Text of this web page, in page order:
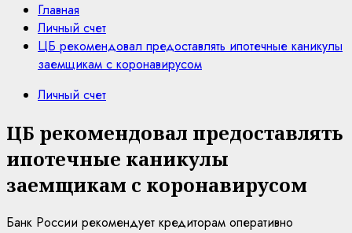
Главная
Личный счет
ЦБ рекомендовал предоставлять ипотечные каникулы
заемщикам с коронавирусом
Личный счет
ЦБ рекомендовал предоставлять
ипотечные каникулы
заемщикам с коронавирусом
Банк России рекомендует кредиторам оперативно